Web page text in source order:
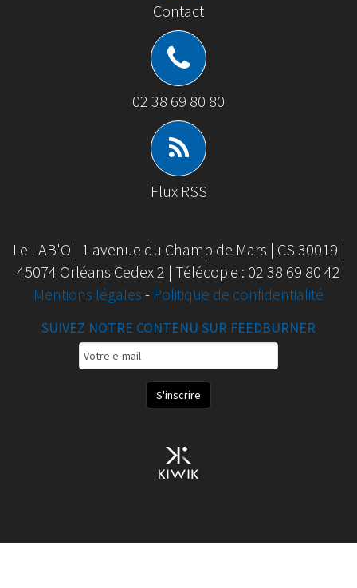
Contact
02 38 69 80 80
Flux RSS
Le LAB'O | 1 avenue du Champ de Mars | CS 30019 |
45074 Orléans Cedex 2 | Télécopie : 02 38 69 80 42
Mentions légales - Politique de confidentialité
SUIVEZ NOTRE CONTENU SUR FEEDBURNER
Email
Subscription
S'inscrire